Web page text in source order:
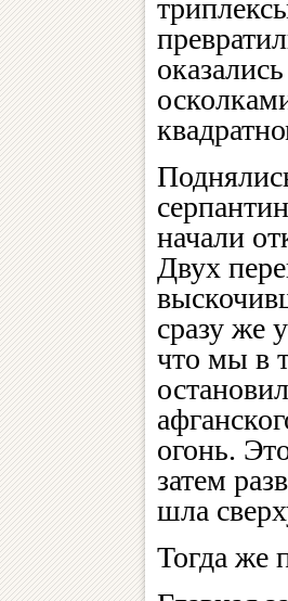
начали
Двух
сразу же
что мы в
огонь.
затем
шла
Тогда же